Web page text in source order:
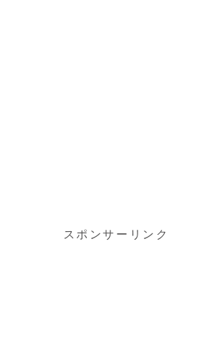
スポンサーリンク